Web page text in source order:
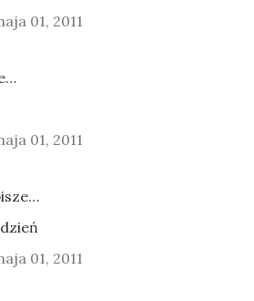
01, 2011
01, 2011
01, 2011